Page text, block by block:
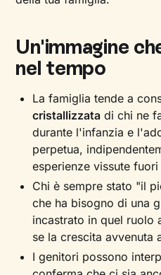
Un'immagine
nel tempo
La famiglia tende a
cristallizzata di chi ne
durante l'infanzia e
perpetua,
esperienze vissute fuori
Chi è sempre stato "il
che ha bisogno di una
incastrato in quel ruolo
se la crescita avvenuta
I genitori possono